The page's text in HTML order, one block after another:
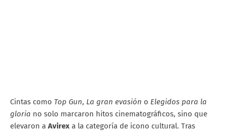
Cintas como Top Gun, La gran evasión o Elegidos para la
gloria no solo marcaron hitos cinematográficos, sino que
elevaron a Avirex a la categoría de icono cultural. Tras